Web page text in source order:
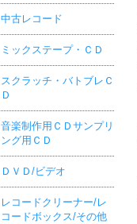
中古レコード
ミックステープ・ＣＤ
スクラッチ・バトブレＣ
Ｄ
音楽制作用ＣＤサンプリ
ング用ＣＤ
ＤＶＤ/ビデオ
レコードクリーナー/レ
コードボックス/その他